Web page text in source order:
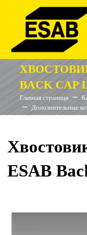
BACK CAP
Главная страница
Дополнительные
ESAB